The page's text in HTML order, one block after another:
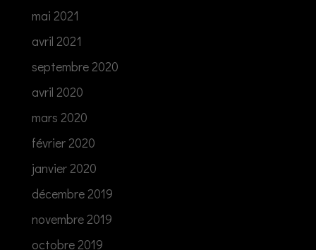
mai 2021
avril 2021
septembre 2020
avril 2020
mars 2020
février 2020
janvier 2020
décembre 2019
novembre 2019
octobre 2019